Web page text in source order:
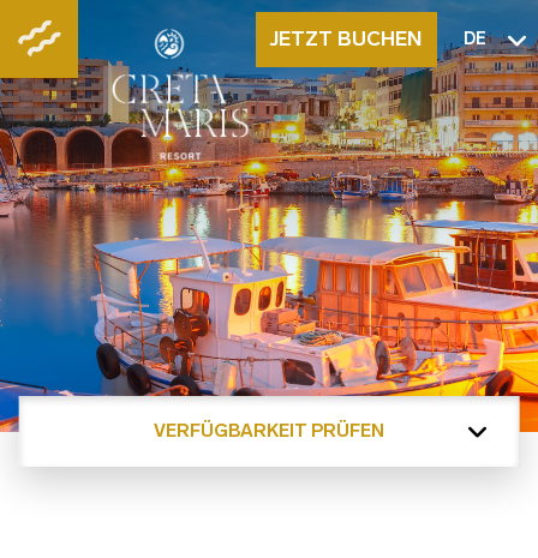
JETZT BUCHEN DE
VERFÜGBARKEIT PRÜFEN